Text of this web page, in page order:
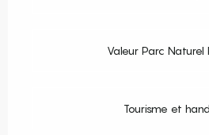
Valeur Parc Naturel
Tourisme et